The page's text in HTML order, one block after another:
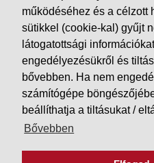
működéséhez és a célzott
sütikkel (cookie-kal) gyűjt
látogatottsági
engedélyezésükről és
bővebben. Ha nem
számítógépe
beállíthatja a tiltásukat /
Bővebben